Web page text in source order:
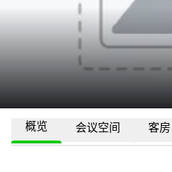
概览 会议空间 客房